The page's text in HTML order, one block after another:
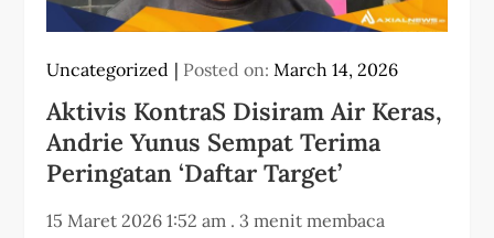
Uncategorized Posted on: March 14, 2026
Aktivis KontraS Disiram Air Keras,
Andrie Yunus Sempat Terima
Peringatan ‘Daftar Target’
15 Maret 2026 1:52 am . 3 menit membaca